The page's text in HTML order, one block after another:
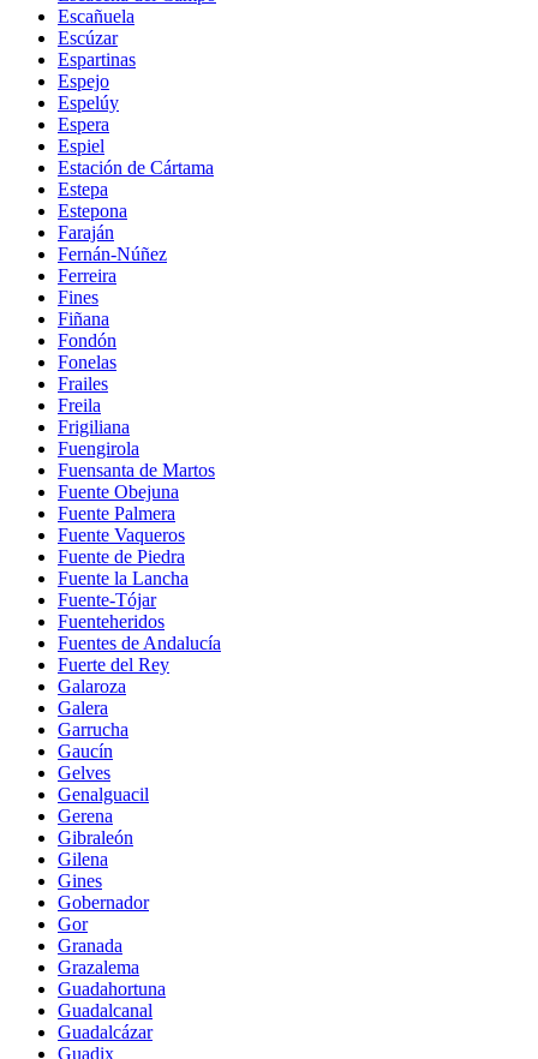
Escañuela
Escúzar
Espartinas
Espejo
Espelúy
Espera
Espiel
Estación de Cártama
Estepa
Estepona
Faraján
Fernán-Núñez
Ferreira
Fines
Fiñana
Fondón
Fonelas
Frailes
Freila
Frigiliana
Fuengirola
Fuensanta de Martos
Fuente Obejuna
Fuente Palmera
Fuente Vaqueros
Fuente de Piedra
Fuente la Lancha
Fuente-Tójar
Fuenteheridos
Fuentes de Andalucía
Fuerte del Rey
Galaroza
Galera
Garrucha
Gaucín
Gelves
Genalguacil
Gerena
Gibraleón
Gilena
Gines
Gobernador
Gor
Granada
Grazalema
Guadahortuna
Guadalcanal
Guadalcázar
Guadix